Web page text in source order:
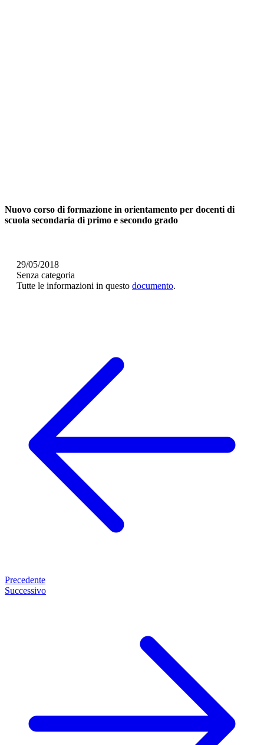
Nuovo corso di formazione in orientamento per docenti di
scuola secondaria di primo e secondo grado​
29/05/2018
Senza categoria
Tutte le informazioni in questo documento.
Precedente
Successivo